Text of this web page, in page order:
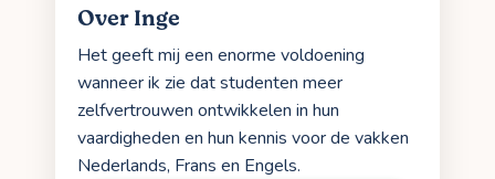
Over Inge
Het geeft mij een enorme voldoening
wanneer ik zie dat studenten meer
zelfvertrouwen ontwikkelen in hun
vaardigheden en hun kennis voor de vakken
Nederlands, Frans en Engels.